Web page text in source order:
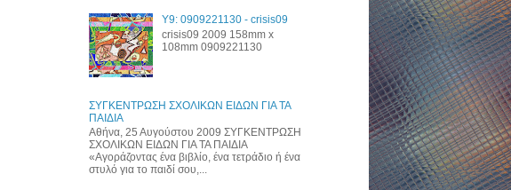
Y9: 0909221130 - crisis09
crisis09 2009 158mm x
108mm 0909221130
ΣΥΓΚΕΝΤΡΩΣΗ ΣΧΟΛΙΚΩΝ ΕΙΔΩΝ ΓΙΑ ΤΑ
ΠΑΙΔΙΑ
Αθήνα, 25 Αυγούστου 2009 ΣΥΓΚΕΝΤΡΩΣΗ
ΣΧΟΛΙΚΩΝ ΕΙΔΩΝ ΓΙΑ ΤΑ ΠΑΙΔΙΑ
«Αγοράζοντας ένα βιβλίο, ένα τετράδιο ή ένα
στυλό για το παιδί σου,...